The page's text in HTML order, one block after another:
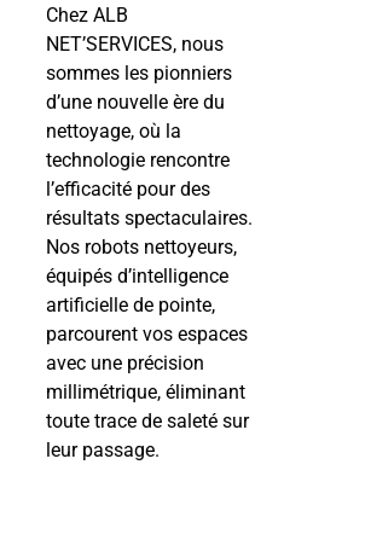
Chez ALB
NET’SERVICES, nous
sommes les pionniers
d’une nouvelle ère du
nettoyage, où la
technologie rencontre
l’efficacité pour des
résultats spectaculaires.
Nos robots nettoyeurs,
équipés d’intelligence
artificielle de pointe,
parcourent vos espaces
avec une précision
millimétrique, éliminant
toute trace de saleté sur
leur passage.